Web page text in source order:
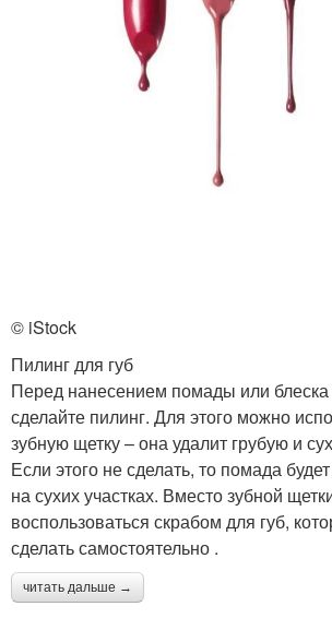
© iStock
Пилинг для губ
Перед нанесением помады или
сделайте пилинг. Для этого можно
зубную щетку – она удалит грубую и
Если этого не сделать, то помада
на сухих участках. Вместо зубной
воспользоваться скрабом для губ,
сделать самостоятельно .
читать дальше →